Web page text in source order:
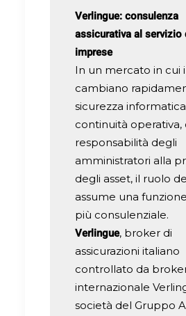
Verlingue: consulenza
assicurativa al servizio
imprese
In un mercato in cui
cambiano
sicurezza
continuità operativa,
responsabilità degli
amministratori alla
degli asset, il ruolo
assume una
più consulenziale.
Verlingue, broker di
assicurazioni italiano
controllato da
internazionale
società del Gruppo